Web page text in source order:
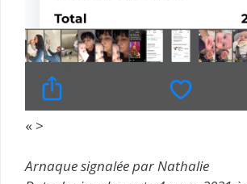
« >
Arnaque signalée par Nathalie